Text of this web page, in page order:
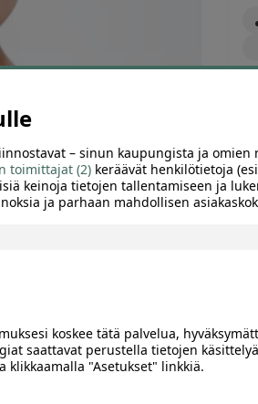
happokuorinta |
– sinun kaupungista ja omien
toimittajat (2) keräävät henkilötietoja
keinoja tietojen tallentamiseen ja
ja parhaan mahdollisen
koskee tätä palvelua,
saattavat perustella tietojen
klikkaamalla "Asetukset" linkkiä.